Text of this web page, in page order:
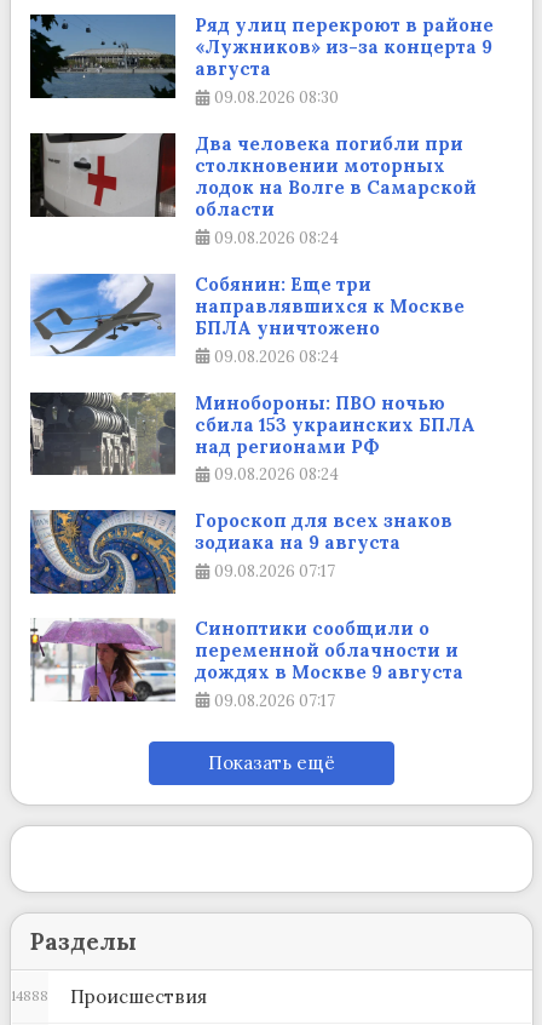
Ряд улиц перекроют в районе
«Лужников» из-за концерта 9
августа
09.08.2026 08:30
Два человека погибли при
столкновении моторных
лодок на Волге в Самарской
области
09.08.2026 08:24
Собянин: Еще три
направлявшихся к Москве
БПЛА уничтожено
09.08.2026 08:24
Минобороны: ПВО ночью
сбила 153 украинских БПЛА
над регионами РФ
09.08.2026 08:24
Гороскоп для всех знаков
зодиака на 9 августа
09.08.2026 07:17
Синоптики сообщили о
переменной облачности и
дождях в Москве 9 августа
09.08.2026 07:17
Показать ещё
Разделы
Происшествия
14888